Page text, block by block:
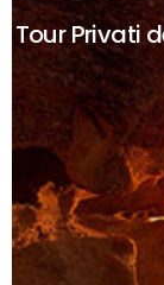
Tour Privati